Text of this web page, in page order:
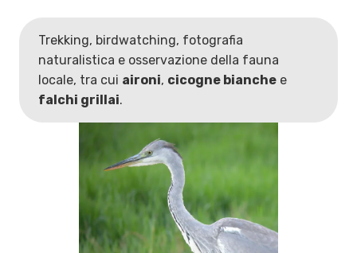
Trekking, birdwatching, fotografia
naturalistica e osservazione della fauna
locale, tra cui aironi, cicogne bianche e
falchi grillai.